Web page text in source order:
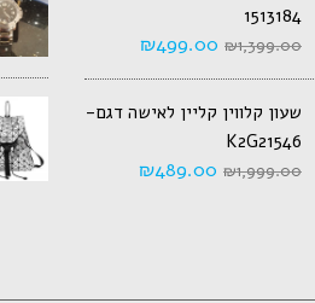
1513184
₪1,399.00
₪499.00
שעון קלווין קליין לאישה דגם-
K2G21546
₪1,999.00
₪489.00